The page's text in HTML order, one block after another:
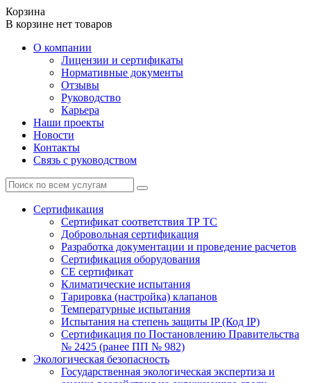
Корзина
В корзине нет товаров
О компании
Лицензии и сертификаты
Нормативные документы
Отзывы
Руководство
Карьера
Наши проекты
Новости
Контакты
Связь с руководством
Сертификация
Cертификат соответствия ТР ТС
Добровольная сертификация
Разработка документации и проведение расчетов
Сертификация оборудования
CE cертификат
Климатические испытания
Тарировка (настройка) клапанов
Температурные испытания
Испытания на степень защиты IP (Код IP)
Сертификация по Постановлению Правительства
№ 2425 (ранее ПП № 982)
Экологическая безопасность
Государственная экологическая экспертиза и